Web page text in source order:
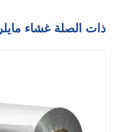
ذات الصلة غشاء مايلر